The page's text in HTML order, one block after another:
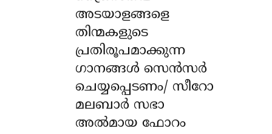
അടയാളങ്ങളെ
തിന്മകളുടെ
പ്രതിരൂപമാക്കുന്ന
ഗാനങ്ങൾ സെൻസർ
ചെയ്യപ്പെടണം/ സീറോ
മലബാർ സഭാ
അൽമായ ഫോറം